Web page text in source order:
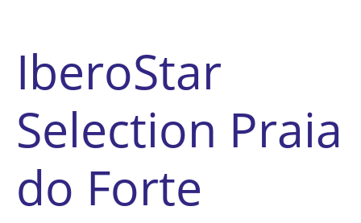
IberoStar
Selection Praia
do Forte